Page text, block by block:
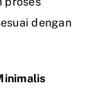
dengan